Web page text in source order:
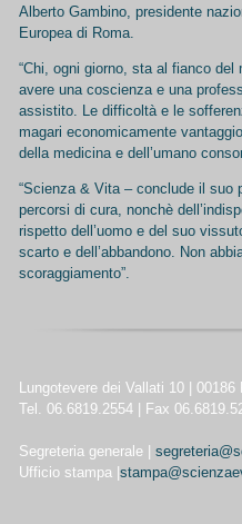
Alberto Gambino, presidente
Europea di Roma.
“Chi, ogni giorno, sta al fianco
avere una coscienza e una
assistito. Le difficoltà e le
magari economicamente
della medicina e dell’umano
“Scienza & Vita – conclude il suo
percorsi di cura, nonchè
rispetto dell’uomo e del suo
scarto e dell’abbandono. Non
scoraggiamento”.
Lungotevere dei Vallati 10 | 00186
Tel. 06.6819.2554 | Fax
Segreteria generale |
Ufficio stampa |